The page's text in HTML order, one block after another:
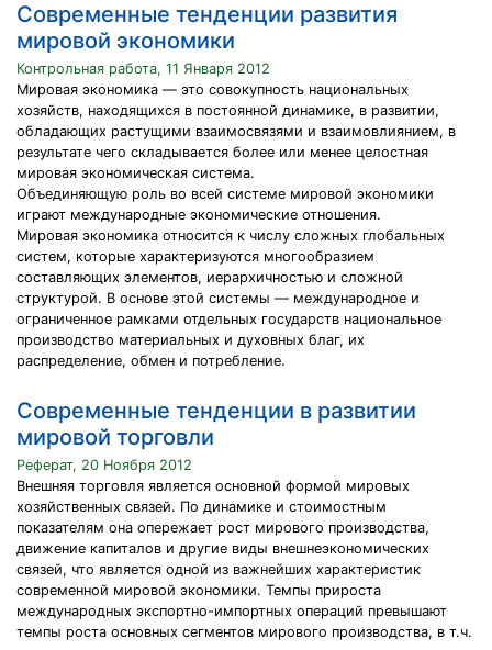
Современные тенденции развития
мировой экономики
Контрольная работа, 11 Января 2012
Мировая экономика — это совокупность национальных
хозяйств, находящихся в постоянной динамике, в развитии,
обладающих растущими взаимосвязями и взаимовлиянием, в
результате чего складывается более или менее целостная
мировая экономическая система.
Объединяющую роль во всей системе мировой экономики
играют международные экономические отношения.
Мировая экономика относится к числу сложных глобальных
систем, которые характеризуются многообразием
составляющих элементов, иерархичностью и сложной
структурой. В основе этой системы — международное и
ограниченное рамками отдельных государств национальное
производство материальных и духовных благ, их
распределение, обмен и потребление.
Современные тенденции в развитии
мировой торговли
Реферат, 20 Ноября 2012
Внешняя торговля является основной формой мировых
хозяйственных связей. По динамике и стоимостным
показателям она опережает рост мирового производства,
движение капиталов и другие виды внешнеэкономических
связей, что является одной из важнейших характеристик
современной мировой экономики. Темпы прироста
международных экспортно-импортных операций превышают
темпы роста основных сегментов мирового производства, в т.ч.